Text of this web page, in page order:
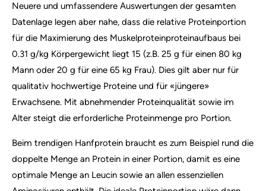
Neuere und umfassendere Auswertungen der gesamten
Datenlage legen aber nahe, dass die relative Proteinportion
für die Maximierung des Muskelproteinproteinaufbaus bei
0.31 g/kg Körpergewicht liegt 15 (z.B. 25 g für einen 80 kg
Mann oder 20 g für eine 65 kg Frau). Dies gilt aber nur für
qualitativ hochwertige Proteine und für «jüngere»
Erwachsene. Mit abnehmender Proteinqualität sowie im
Alter steigt die erforderliche Proteinmenge pro Portion.
Beim trendigen Hanfprotein braucht es zum Beispiel rund die
doppelte Menge an Protein in einer Portion, damit es eine
optimale Menge an Leucin sowie an allen essenziellen